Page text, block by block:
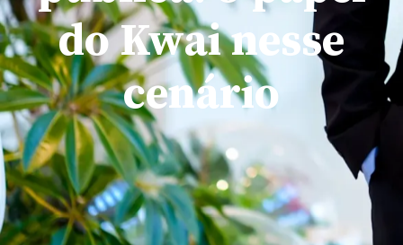
do Kwai nesse
cenário